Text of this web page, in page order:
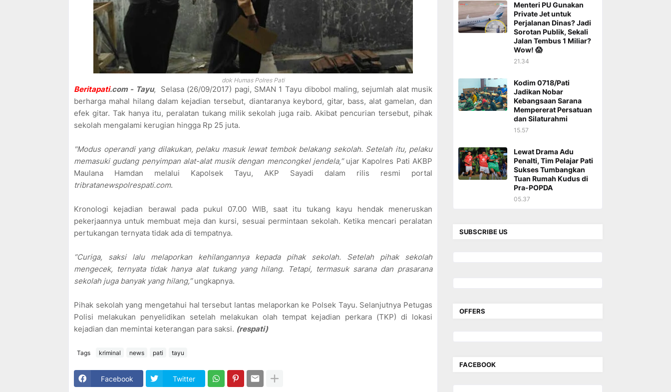
dok Humas Polres Pati
Beritapati.com - Tayu, Selasa (26/09/2017) pagi, SMAN 1 Tayu dibobol maling, sejumlah alat musik
berharga mahal hilang dalam kejadian tersebut, diantaranya keybord, gitar, bass, alat gamelan, dan
efek gitar. Tak hanya itu, peralatan tukang milik sekolah juga raib. Akibat pencurian tersebut, pihak
sekolah mengalami kerugian hingga Rp 25 juta.
"Modus operandi yang dilakukan, pelaku masuk lewat tembok belakang sekolah. Setelah itu, pelaku
memasuki gudang penyimpan alat-alat musik dengan mencongkel jendela,”ujar Kapolres Pati AKBP
Maulana Hamdan melalui Kapolsek Tayu, AKP Sayadi dalam rilis resmi portal
tribratanewspolrespati.com.
Kronologi kejadian berawal pada pukul 07.00 WIB, saat itu tukang kayu hendak meneruskan
pekerjaannya untuk membuat meja dan kursi, sesuai permintaan sekolah. Ketika mencari peralatan
pertukangan ternyata tidak ada di tempatnya.
“Curiga, saksi lalu melaporkan kehilangannya kepada pihak sekolah. Setelah pihak sekolah
mengecek, ternyata tidak hanya alat tukang yang hilang. Tetapi, termasuk sarana dan prasarana
sekolah juga banyak yang hilang,”ungkapnya.
Pihak sekolah yang mengetahui hal tersebut lantas melaporkan ke Polsek Tayu. Selanjutnya Petugas
Polisi melakukan penyelidikan setelah melakukan olah tempat kejadian perkara (TKP) di lokasi
kejadian dan memintai keterangan para saksi. (respati)
Tags kriminal news pati tayu
Facebook Twitter
Menteri PU Gunakan
Private Jet untuk
Perjalanan Dinas? Jadi
Sorotan Publik, Sekali
Jalan Tembus 1 Miliar?
Wow! 😱
21.34
Kodim 0718/Pati
Jadikan Nobar
Kebangsaan Sarana
Mempererat Persatuan
dan Silaturahmi
15.57
Lewat Drama Adu
Penalti, Tim Pelajar Pati
Sukses Tumbangkan
Tuan Rumah Kudus di
Pra-POPDA
05.37
SUBSCRIBE US
OFFERS
FACEBOOK